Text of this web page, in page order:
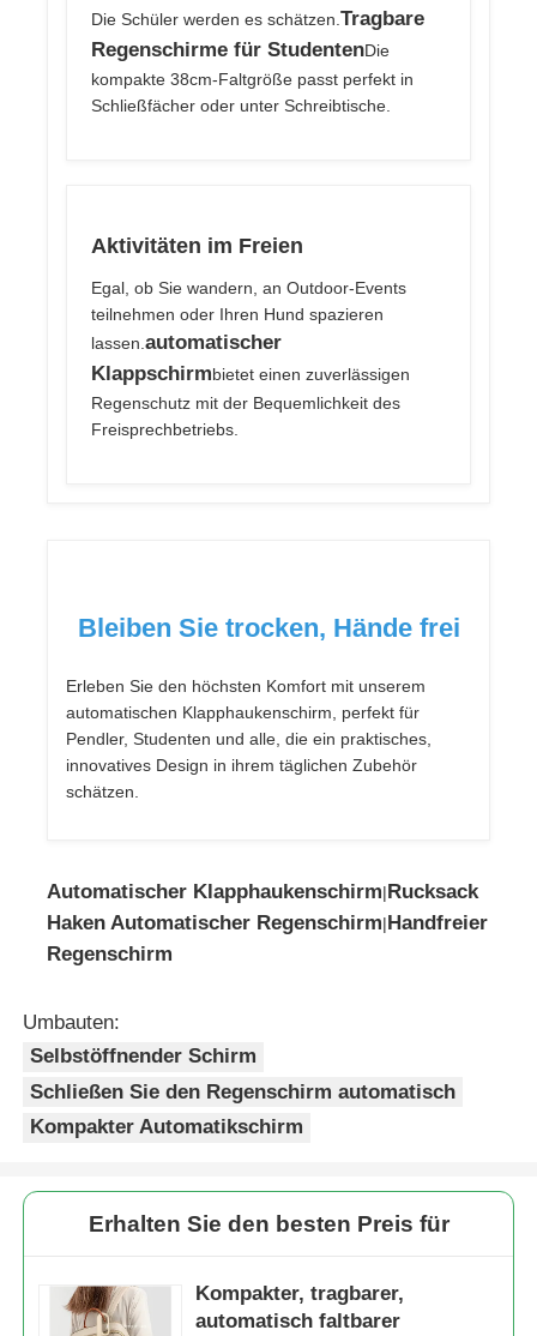
Die Schüler werden es schätzen.Tragbare
Regenschirme für StudentenDie
kompakte 38cm-Faltgröße passt perfekt in
Schließfächer oder unter Schreibtische.
Aktivitäten im Freien
Egal, ob Sie wandern, an Outdoor-Events
teilnehmen oder Ihren Hund spazieren
lassen.automatischer
Klappschirmbietet einen zuverlässigen
Regenschutz mit der Bequemlichkeit des
Freisprechbetriebs.
Bleiben Sie trocken, Hände frei
Erleben Sie den höchsten Komfort mit unserem
automatischen Klapphaukenschirm, perfekt für
Pendler, Studenten und alle, die ein praktisches,
innovatives Design in ihrem täglichen Zubehör
schätzen.
Automatischer Klapphaukenschirm|Rucksack
Haken Automatischer Regenschirm|Handfreier
Regenschirm
Umbauten:
Selbstöffnender Schirm
Schließen Sie den Regenschirm automatisch
Kompakter Automatikschirm
Erhalten Sie den besten Preis für
Kompakter, tragbarer,
automatisch faltbarer